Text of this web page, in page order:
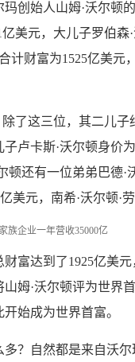
创始人山姆·沃尔顿
美元，大儿子罗伯森
计财富为1525亿美元
了这三位，其二儿子
卢卡斯·沃尔顿身价
顿还有一位弟弟巴德
美元，南希·沃尔顿·
富达到了1925亿美
姆·沃尔顿评为世界
始成为世界首富。
？自然都是来自沃